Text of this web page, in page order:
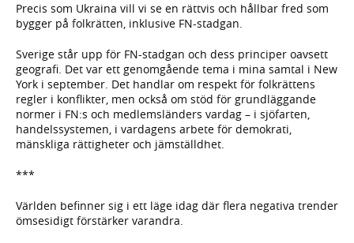
Precis som Ukraina vill vi se en rättvis och hållbar fred som
bygger på folkrätten, inklusive FN-stadgan.
Sverige står upp för FN-stadgan och dess principer oavsett
geografi. Det var ett genomgående tema i mina samtal i New
York i september. Det handlar om respekt för folkrättens
regler i konflikter, men också om stöd för grundläggande
normer i FN:s och medlemsländers vardag – i sjöfarten,
handelssystemen, i vardagens arbete för demokrati,
mänskliga rättigheter och jämställdhet.
***
Världen befinner sig i ett läge idag där flera negativa trender
ömsesidigt förstärker varandra.